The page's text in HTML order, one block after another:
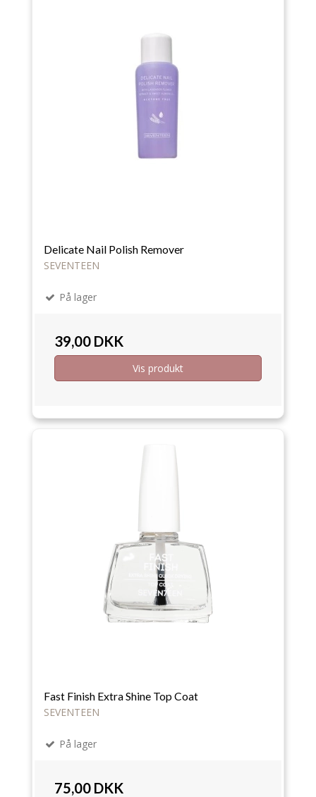
Delicate Nail Polish Remover
SEVENTEEN
På lager
39,00 DKK
Vis produkt
Fast Finish Extra Shine Top Coat
SEVENTEEN
På lager
75,00 DKK